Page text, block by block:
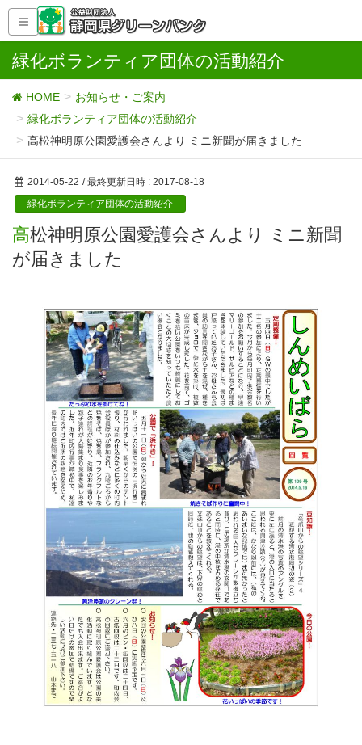
緑化ボランティア団体の活動紹介
HOME
お知らせ・ご案内
緑化ボランティア団体の活動紹介
高松神明原公園愛護会さんより ミニ新聞が届きました
2014-05-22 / 最終更新日時 : 2017-08-18
緑化ボランティア団体の活動紹介
高松神明原公園愛護会さんより ミニ新聞
が届きました